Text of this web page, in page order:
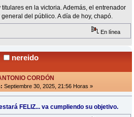
en la victoria. Además, el entrenador
del público. A día de hoy, chapó.
En línea
nereido
CORDÓN
Septiembre 30, 2025, 21:56 Horas »
FELIZ... va cumpliendo su objetivo.